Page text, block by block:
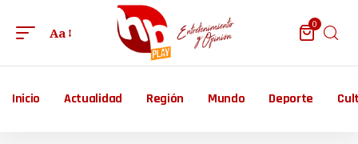
Aa
0
Inicio Actualidad Región Mundo Deporte